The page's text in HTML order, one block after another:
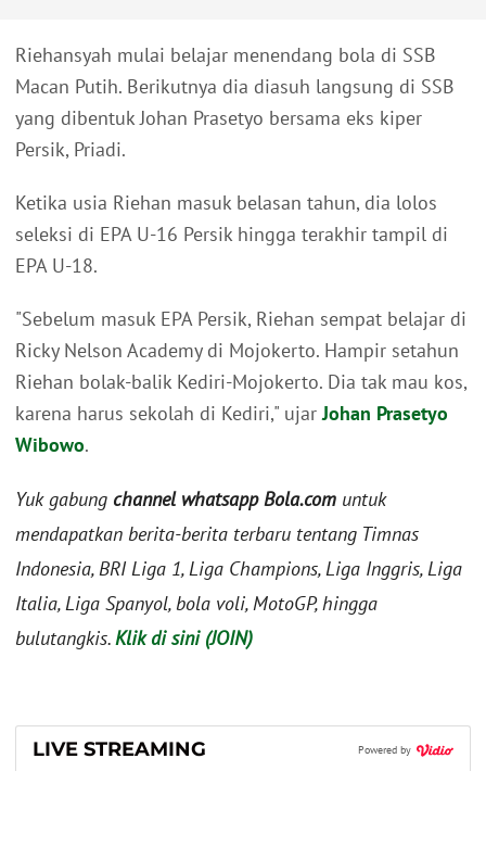
Riehansyah mulai belajar menendang bola di SSB
Macan Putih. Berikutnya dia diasuh langsung di SSB
yang dibentuk Johan Prasetyo bersama eks kiper
Persik, Priadi.
Ketika usia Riehan masuk belasan tahun, dia lolos
seleksi di EPA U-16 Persik hingga terakhir tampil di
EPA U-18.
"Sebelum masuk EPA Persik, Riehan sempat belajar di
Ricky Nelson Academy di Mojokerto. Hampir setahun
Riehan bolak-balik Kediri-Mojokerto. Dia tak mau kos,
karena harus sekolah di Kediri," ujarJohan Prasetyo
Wibowo.
Yuk gabung channel whatsapp Bola.com untuk
mendapatkan berita-berita terbaru tentang Timnas
Indonesia, BRI Liga 1, Liga Champions, Liga Inggris, Liga
Italia, Liga Spanyol, bola voli, MotoGP, hingga
bulutangkis.Klik di sini (JOIN)
LIVE STREAMING Powered by